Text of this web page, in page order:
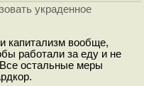
украденное
капитализм вообще,
работали за еду и не
остальные меры